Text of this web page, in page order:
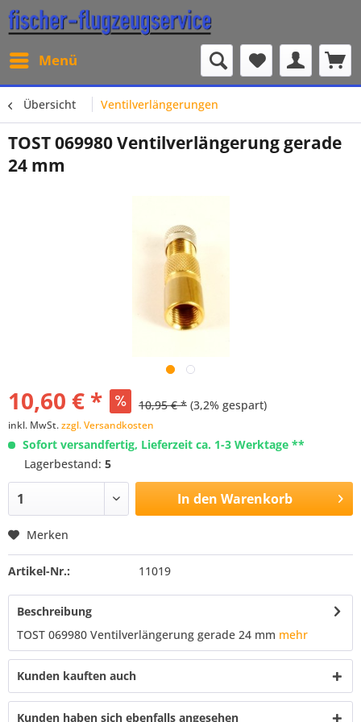
Menü
Übersicht Ventilverlängerungen
TOST 069980 Ventilverlängerung gerade
24 mm
10,60 € * 10,95 € * (3,2% gespart)
inkl. MwSt.zzgl. Versandkosten
Sofort versandfertig, Lieferzeit ca. 1-3 Werktage **
Lagerbestand: 5
In den Warenkorb
Merken
Artikel-Nr.: 11019
Beschreibung
TOST 069980 Ventilverlängerung gerade 24 mm mehr
Kunden kauften auch
Kunden haben sich ebenfalls angesehen